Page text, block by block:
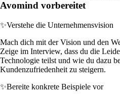
Avomind vorbereitet
✨Verstehe die Unternehmensvision
Mach dich mit der Vision und den
Zeige im Interview, dass du die
Technologie teilst und wie du dazu
Kundenzufriedenheit zu steigern.
✨Bereite konkrete Beispiele vor